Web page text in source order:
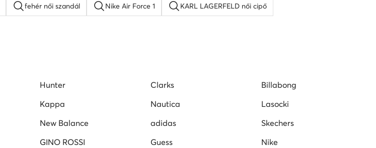
fehér női szandál Nike Air Force 1 KARL LAGERFELD női cipő
Hunter Clarks
Billabong
Kappa Nautica
Lasocki
New Balance adidas
Skechers
GINO ROSSI Guess Nike